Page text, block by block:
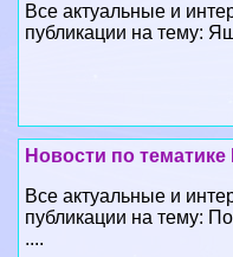
Все актуальные и
публикации на тему:
Новости по
Все актуальные и
публикации на тему:
....